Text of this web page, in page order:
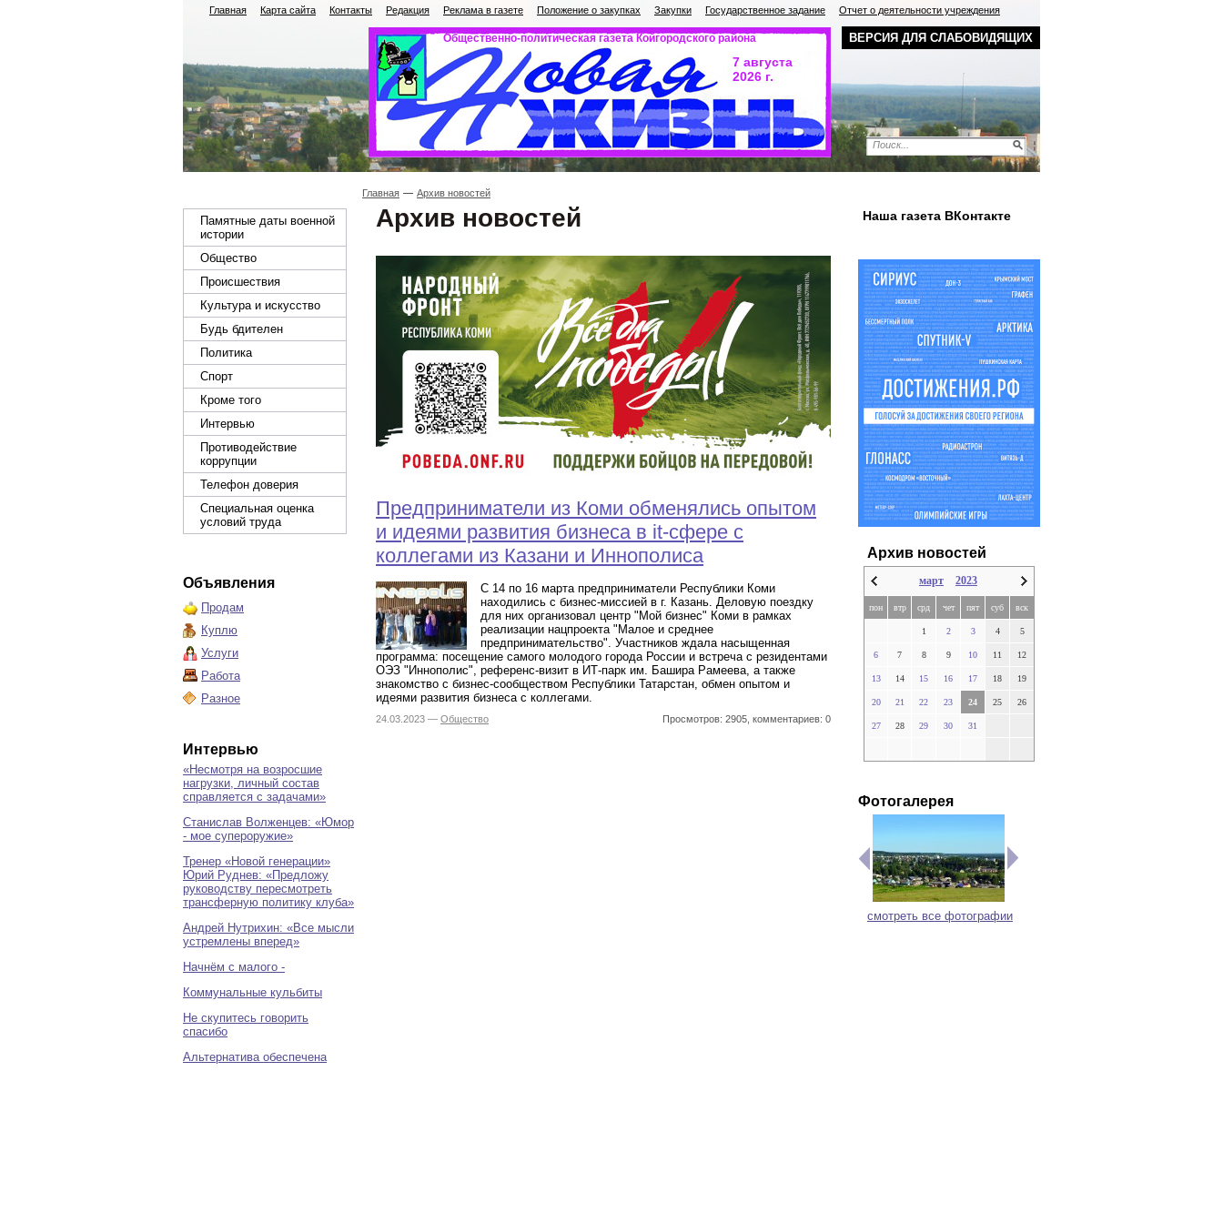
ВЕРСИЯ ДЛЯ СЛАБОВИДЯЩИХ
Главная Карта сайта Контакты Редакция Реклама в газете Положение о закупках Закупки Государственное задание Отчет о деятельности учреждения
Общественно-политическая газета Койгородского района
7 августа
2026 г.
Памятные даты военной
истории
Общество
Происшествия
Культура и искусство
Будь бдителен
Политика
Спорт
Кроме того
Интервью
Противодействие
коррупции
Телефон доверия
Специальная оценка
условий труда
Объявления
Продам
Куплю
Услуги
Работа
Разное
Интервью
«Несмотря на возросшие
нагрузки, личный состав
справляется с задачами»
Станислав Волженцев: «Юмор
- мое супероружие»
Тренер «Новой генерации»
Юрий Руднев: «Предложу
руководству пересмотреть
трансферную политику клуба»
Андрей Нутрихин: «Все мысли
устремлены вперед»
Начнём с малого -
Коммунальные кульбиты
Не скупитесь говорить
спасибо
Альтернатива обеспечена
Главная Архив новостей
Архив новостей
Предприниматели из Коми обменялись опытом
и идеями развития бизнеса в it-сфере с
коллегами из Казани и Иннополиса
С 14 по 16 марта предприниматели Республики Коми
находились с бизнес-миссией в г. Казань. Деловую поездку
для них организовал центр "Мой бизнес" Коми в рамках
реализации нацпроекта "Малое и среднее
предпринимательство". Участников ждала насыщенная
программа: посещение самого молодого города России и встреча с резидентами
ОЭЗ "Иннополис", референс-визит в ИТ-парк им. Башира Рамеева, а также
знакомство с бизнес-сообществом Республики Татарстан, обмен опытом и
идеями развития бизнеса с коллегами.
24.03.2023 — Общество Просмотров: 2905, комментариев: 0
Наша газета ВКонтакте
Архив новостей
март 2023
пон втр срд чет пят суб вск
1 2 3 4 5
6 7 8 9 10 11 12
13 14 15 16 17 18 19
20 21 22 23 24 25 26
27 28 29 30 31
Фотогалерея
смотреть все фотографии